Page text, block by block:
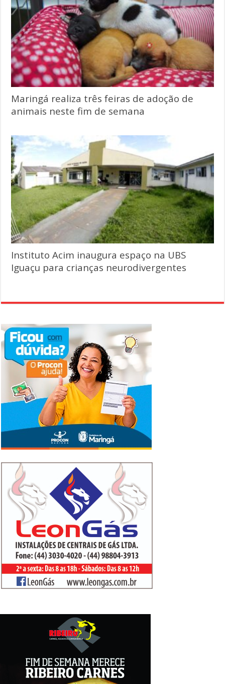
Maringá realiza três feiras de adoção de
animais neste fim de semana
Instituto Acim inaugura espaço na UBS
Iguaçu para crianças neurodivergentes